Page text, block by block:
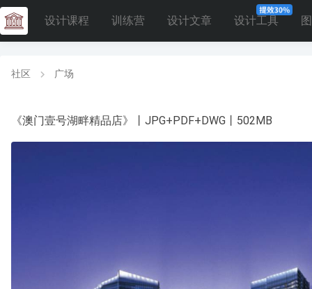
设计课程 训练营 设计文章 设计工具
社区 广场
《澳门壹号湖畔精品店》丨JPG+PDF+DWG丨502MB